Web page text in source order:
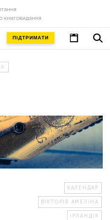
книговидання
ПІДТРИМАТИ
КАЛЕНДАР
ВІКТОРІЯ АМЕЛІНА
ІРЛАНДІЯ